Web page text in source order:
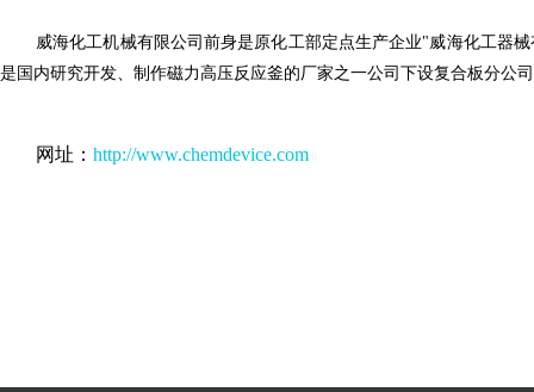
威海化工机械有限公司前身是原化工部定点生产企业"威海化工器
是国内研究开发、制作磁力高压反应釜的厂家之一公司下设复合板分公司
网址： http://www.chemdevice.com